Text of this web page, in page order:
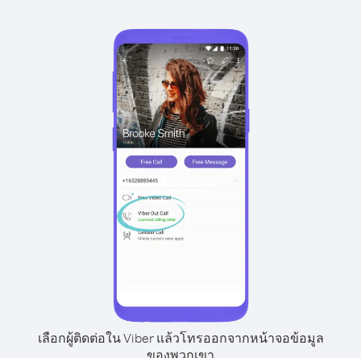
เลือกผู้ติดต่อใน Viber แล้วโทรออกจากหน้าจอข้อมูล
ของพวกเขา